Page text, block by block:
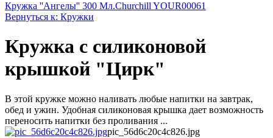
Кружка ''Ангелы'' 300 Мл.Churchill YOUR00061
Вернуться к: Кружки
Кружка с силиконовой
крышкой "Цирк"
В этой кружке можно наливать любые напитки на завтрак,
обед и ужин. Удобная силиконовая крышка дает возможность
переносить напитки без проливания ...
pic_56d6c20c4c826.jpg